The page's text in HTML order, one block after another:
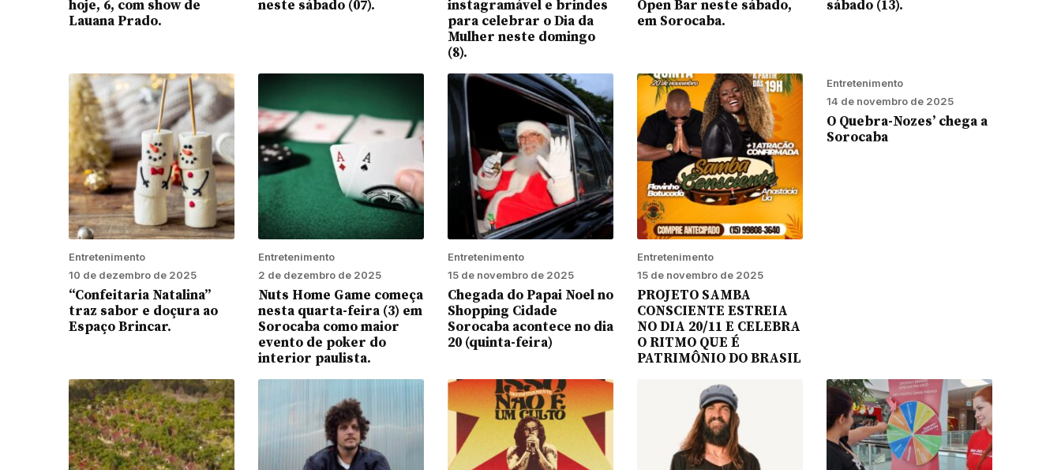
hoje, 6, com show de
Lauana Prado.
neste sábado (07).
instagramável e brindes
para celebrar o Dia da
Mulher neste domingo
(8).
Open Bar neste sábado,
em Sorocaba.
sábado (13).
Entretenimento
10 de dezembro de 2025
“Confeitaria Natalina”
traz sabor e doçura ao
Espaço Brincar.
Entretenimento
2 de dezembro de 2025
Nuts Home Game começa
nesta quarta-feira (3) em
Sorocaba como maior
evento de poker do
interior paulista.
Entretenimento
15 de novembro de 2025
Chegada do Papai Noel no
Shopping Cidade
Sorocaba acontece no dia
20 (quinta-feira)
Entretenimento
15 de novembro de 2025
PROJETO SAMBA
CONSCIENTE ESTREIA
NO DIA 20/11 E CELEBRA
O RITMO QUE É
PATRIMÔNIO DO BRASIL
Entretenimento
14 de novembro de 2025
O Quebra-Nozes’ chega a
Sorocaba